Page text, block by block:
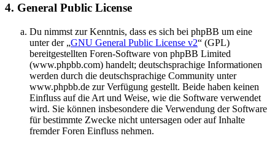
4. General Public License
Du nimmst zur Kenntnis, dass es sich bei phpBB um eine
unter der „GNU General Public License v2“ (GPL)
bereitgestellten Foren-Software von phpBB Limited
(www.phpbb.com) handelt; deutschsprachige Informationen
werden durch die deutschsprachige Community unter
www.phpbb.de zur Verfügung gestellt. Beide haben keinen
Einfluss auf die Art und Weise, wie die Software verwendet
wird. Sie können insbesondere die Verwendung der Software
für bestimmte Zwecke nicht untersagen oder auf Inhalte
fremder Foren Einfluss nehmen.